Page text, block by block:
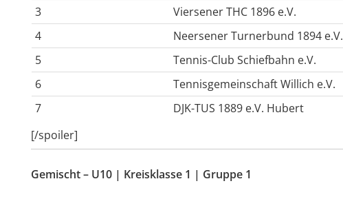
3
Viersener THC 1896 e.V.
4
Neersener Turnerbund 1894 e.V.
5
Tennis-Club Schiefbahn e.V.
6
Tennisgemeinschaft Willich e.V.
7
DJK-TUS 1889 e.V. Hubert
[/spoiler]
Gemischt – U10 | Kreisklasse 1 | Gruppe 1